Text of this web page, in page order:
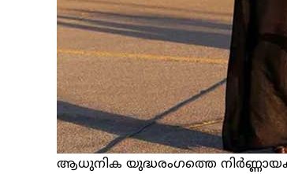
ആധുനിക യുദ്ധരംഗത്തെ